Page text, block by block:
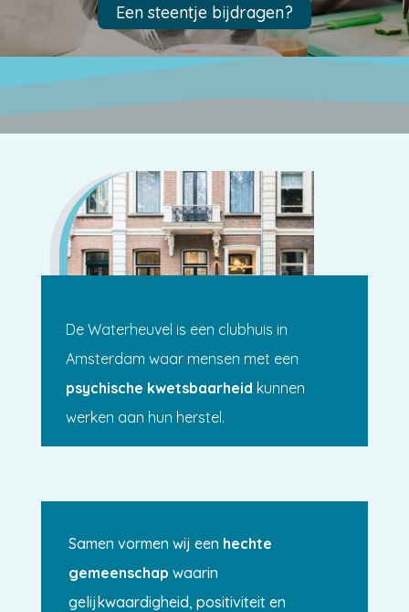
Een steentje bijdragen?
De Waterheuvel is een clubhuis in
Amsterdam waar mensen met een
psychische kwetsbaarheid kunnen
werken aan hun herstel.
Samen vormen wij een hechte
gemeenschap waarin
gelijkwaardigheid, positiviteit en